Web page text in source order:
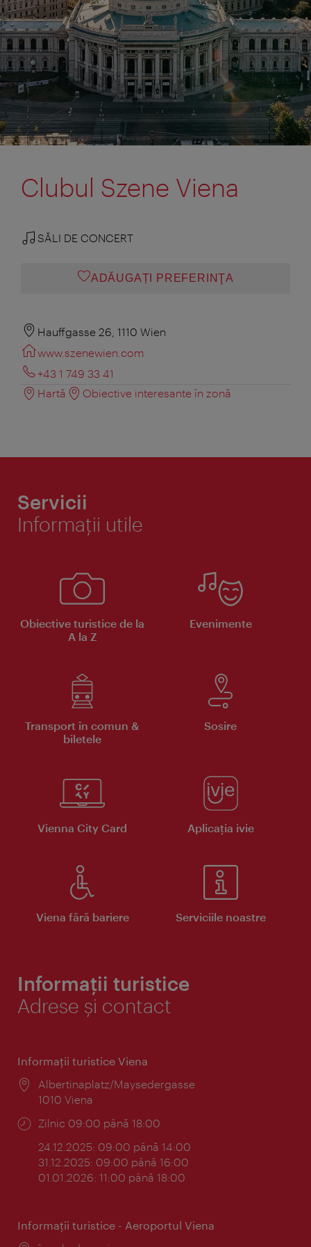
Clubul Szene Viena
SĂLI DE CONCERT
ADĂUGAȚI PREFERINŢA
Hauffgasse 26, 1110 Wien
www.szenewien.com
+43 1 749 33 41
Hartă
Obiective interesante în zonă
Servicii
Informaţii utile
Obiective turistice de la
A la Z
Evenimente
Transport în comun &
biletele
Sosire
Vienna City Card Aplicaţia ivie
Viena fără bariere Serviciile noastre
Informații turistice
Adrese și contact
Informaţii turistice Viena
Locul:
Albertinaplatz/Maysedergasse
1010 Viena
Program:
Zilnic 09:00 până 18:00
24.12.2025: 09:00 până 14:00
31.12.2025: 09:00 până 16:00
01.01.2026: 11:00 până 18:00
Informaţii turistice - Aeroportul Viena